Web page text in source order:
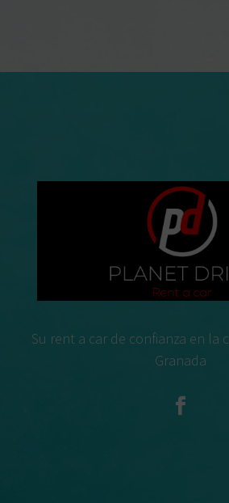
Su rent a car de confianza en la
Granada